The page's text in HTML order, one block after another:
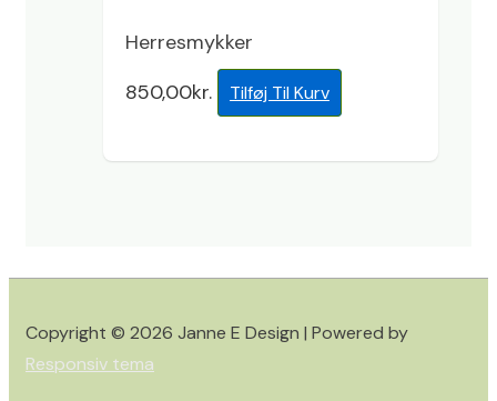
Herresmykker
850,00kr. Tilføj Til Kurv
Copyright © 2026 Janne E Design | Powered by
Responsiv tema